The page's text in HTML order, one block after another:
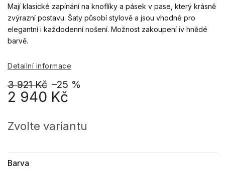
3 921 Kč –25 %
2 940 Kč
cena:
Zvolte variantu
Barva
Mají klasické zapínání na knoflíky a pásek v pase, který krásně
zvýrazní postavu. Šaty působí stylově a jsou vhodné pro
elegantní i každodenní nošení. Možnost zakoupení iv hnědé
barvě.
Detailní informace